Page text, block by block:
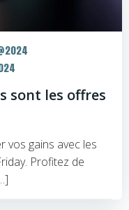
sont les offres
vos gains avec les
Profitez de